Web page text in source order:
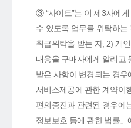
③ “사이트”는 이 제3자에
수 있도록 업무를 위탁하는
취급위탁을 받는 자, 2) 개
내용을 구매자에게 알리고
받은 사항이 변경되는 경우
서비스제공에 관한 계약이
편의증진과 관련된 경우에
정보보호 등에 관한 법률